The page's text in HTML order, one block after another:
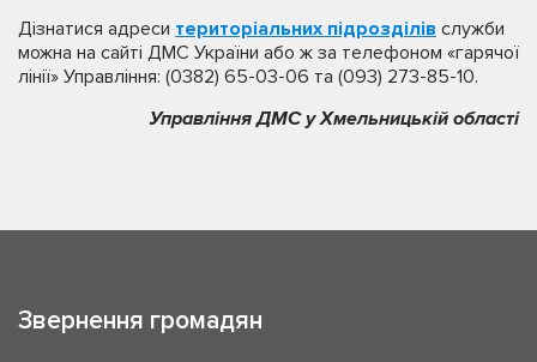
Дізнатися адреси територіальних підрозділів служби
можна на сайті ДМС України або ж за телефоном «гарячої
лінії» Управління: (0382) 65-03-06 та (093) 273-85-10.
Управління ДМС у Хмельницькій області
Звернення громадян